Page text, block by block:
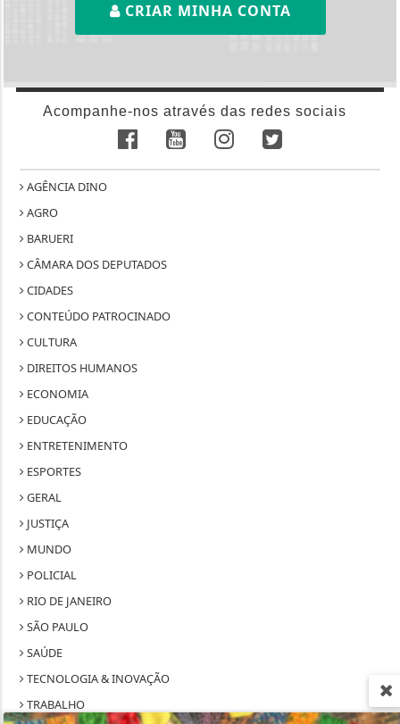
CRIAR MINHA CONTA
Acompanhe-nos através das redes sociais
AGÊNCIA DINO
AGRO
BARUERI
CÂMARA DOS DEPUTADOS
CIDADES
CONTEÚDO PATROCINADO
CULTURA
DIREITOS HUMANOS
ECONOMIA
EDUCAÇÃO
ENTRETENIMENTO
ESPORTES
GERAL
JUSTIÇA
MUNDO
POLICIAL
RIO DE JANEIRO
SÃO PAULO
SAÚDE
TECNOLOGIA & INOVAÇÃO
TRABALHO